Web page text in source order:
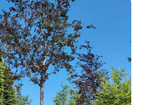
optie
kan
gekozen
worden
op
de
productpagina